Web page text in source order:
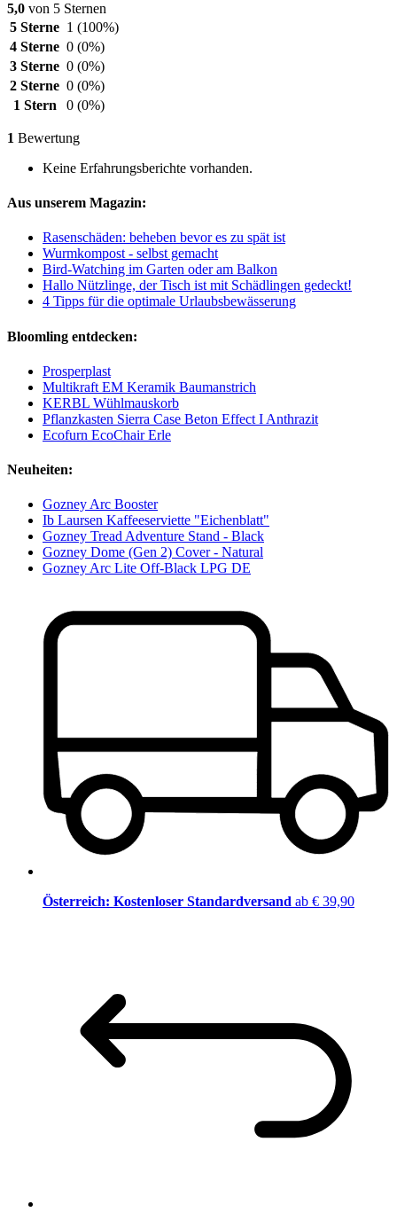
5,0 von 5 Sternen
5 Sterne 1 (100%)
4 Sterne 0 (0%)
3 Sterne 0 (0%)
2 Sterne 0 (0%)
1 Stern
0 (0%)
1 Bewertung
Keine Erfahrungsberichte vorhanden.
Aus unserem Magazin:
Rasenschäden: beheben bevor es zu spät ist
Wurmkompost - selbst gemacht
Bird-Watching im Garten oder am Balkon
Hallo Nützlinge, der Tisch ist mit Schädlingen gedeckt!
4 Tipps für die optimale Urlaubsbewässerung
Bloomling entdecken:
Prosperplast
Multikraft EM Keramik Baumanstrich
KERBL Wühlmauskorb
Pflanzkasten Sierra Case Beton Effect I Anthrazit
Ecofurn EcoChair Erle
Neuheiten:
Gozney Arc Booster
Ib Laursen Kaffeeserviette "Eichenblatt"
Gozney Tread Adventure Stand - Black
Gozney Dome (Gen 2) Cover - Natural
Gozney Arc Lite Off-Black LPG DE
Österreich: Kostenloser Standardversand ab € 39,90